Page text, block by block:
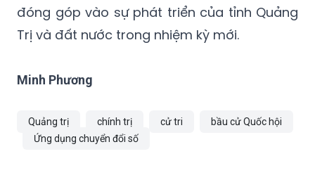
đóng góp vào sự phát triển của tỉnh Quảng
Trị và đất nước trong nhiệm kỳ mới.
Minh Phương
Quảng trị chính trị cử tri
bầu cử Quốc hội
Ứng dụng chuyển đổi số